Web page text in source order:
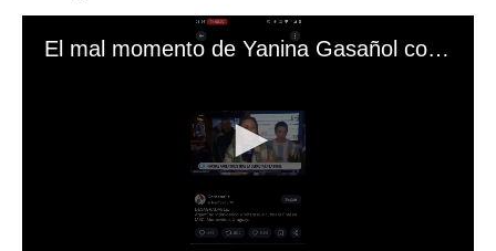
El mal momento de Yanina Gasañol con un hincha argentino en "Subrayado"